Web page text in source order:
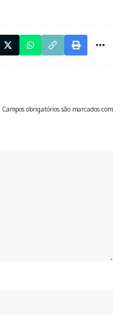
Campos obrigatórios são marcados com